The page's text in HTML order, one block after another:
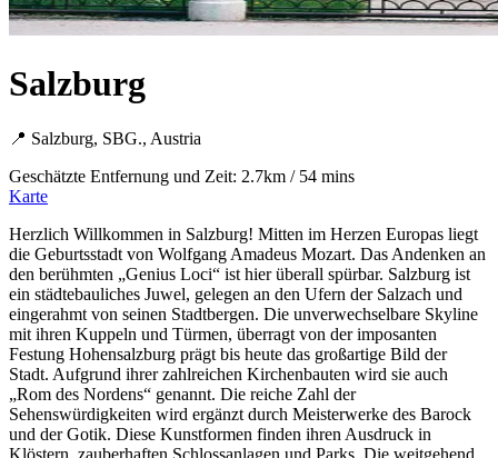
Salzburg
📍 Salzburg, SBG., Austria
Geschätzte Entfernung und Zeit: 2.7km / 54 mins
Karte
Herzlich Willkommen in Salzburg! Mitten im Herzen Europas liegt
die Geburtsstadt von Wolfgang Amadeus Mozart. Das Andenken an
den berühmten „Genius Loci“ ist hier überall spürbar. Salzburg ist
ein städtebauliches Juwel, gelegen an den Ufern der Salzach und
eingerahmt von seinen Stadtbergen. Die unverwechselbare Skyline
mit ihren Kuppeln und Türmen, überragt von der imposanten
Festung Hohensalzburg prägt bis heute das großartige Bild der
Stadt. Aufgrund ihrer zahlreichen Kirchenbauten wird sie auch
„Rom des Nordens“ genannt. Die reiche Zahl der
Sehenswürdigkeiten wird ergänzt durch Meisterwerke des Barock
und der Gotik. Diese Kunstformen finden ihren Ausdruck in
Klöstern, zauberhaften Schlossanlagen und Parks. Die weitgehend